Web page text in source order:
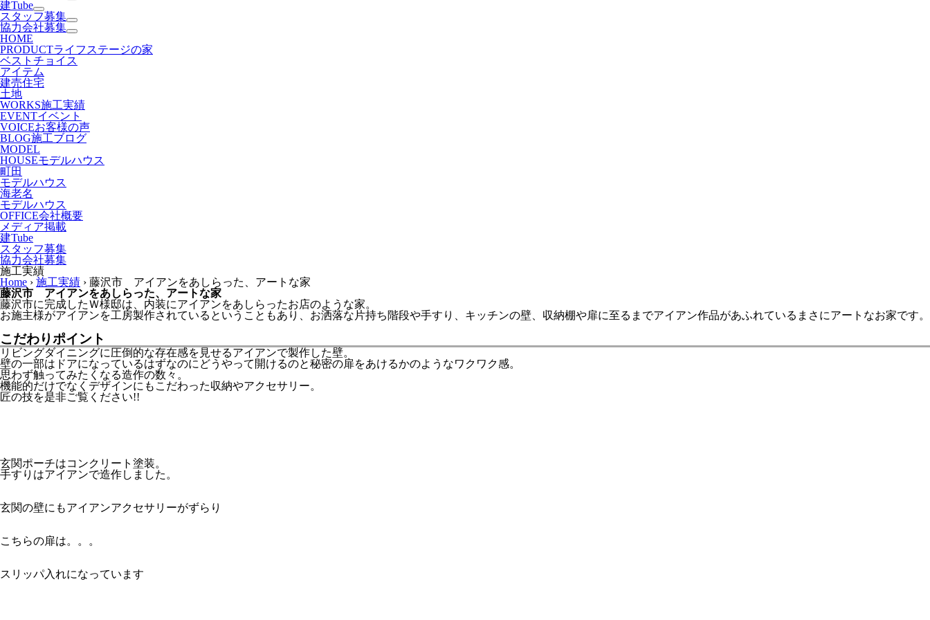
建Tube
スタッフ募集
協力会社募集
HOME
PRODUCTライフステージの家
ベストチョイス
アイテム
建売住宅
土地
WORKS施工実績
EVENTイベント
VOICEお客様の声
BLOG施工ブログ
MODEL
HOUSEモデルハウス
町田
モデルハウス
海老名
モデルハウス
OFFICE会社概要
メディア掲載
建Tube
スタッフ募集
協力会社募集
施工実績
Home › 施工実績 › 藤沢市 アイアンをあしらった、アートな家
藤沢市 アイアンをあしらった、アートな家
藤沢市に完成したＷ様邸は、内装にアイアンをあしらったお店のような家。
お施主様がアイアンを工房製作されているということもあり、お洒落な片持ち階段や手すり、キッチンの壁、収納棚や扉に至るまでアイアン作品があふれているまさにアートなお家です。
こだわりポイント
リビングダイニングに圧倒的な存在感を見せるアイアンで製作した壁。
壁の一部はドアになっているはずなのにどうやって開けるのと秘密の扉をあけるかのようなワクワク感。
思わず触ってみたくなる造作の数々。
機能的だけでなくデザインにもこだわった収納やアクセサリー。
匠の技を是非ご覧ください!!
玄関ポーチはコンクリート塗装。
手すりはアイアンで造作しました。
玄関の壁にもアイアンアクセサリーがずらり
こちらの扉は。。。
スリッパ入れになっています